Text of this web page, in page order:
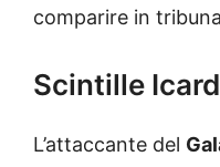
comparire in
Scintille
L’attaccante del